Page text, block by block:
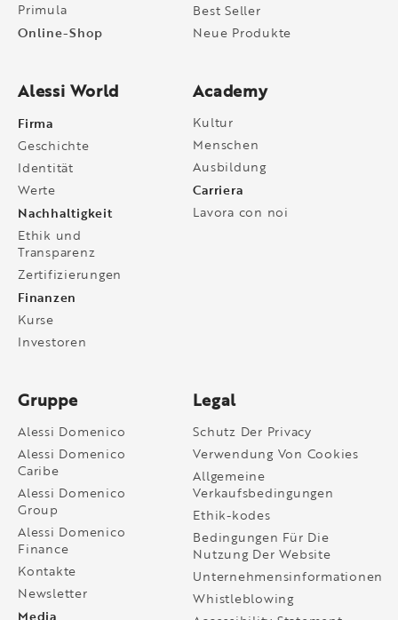
Primula
Online-Shop
Best Seller
Neue Produkte
Alessi World
Firma
Geschichte
Identität
Werte
Nachhaltigkeit
Ethik und
Transparenz
Zertifizierungen
Finanzen
Kurse
Investoren
Academy
Kultur
Menschen
Ausbildung
Carriera
Lavora con noi
Gruppe
Alessi Domenico
Alessi Domenico
Caribe
Alessi Domenico
Group
Alessi Domenico
Finance
Kontakte
Newsletter
Media
Legal
Schutz Der Privacy
Verwendung Von Cookies
Allgemeine
Verkaufsbedingungen
Ethik-kodes
Bedingungen Für Die
Nutzung Der Website
Unternehmensinformationen
Whistleblowing